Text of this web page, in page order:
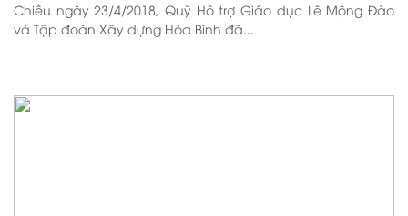
Chiều ngày 23/4/2018, Quỹ Hỗ trợ Giáo dục Lê Mộng Đào
và Tập đoàn Xây dựng Hòa Bình đã...